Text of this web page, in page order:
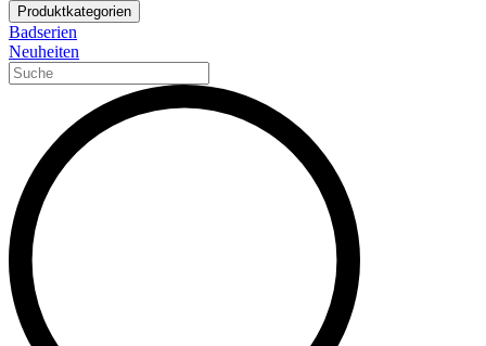
Produktkategorien
Badserien
Neuheiten